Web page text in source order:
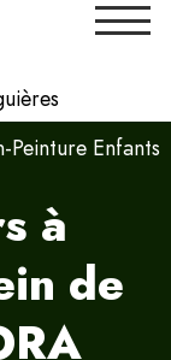
Peinture Enfants
à
de